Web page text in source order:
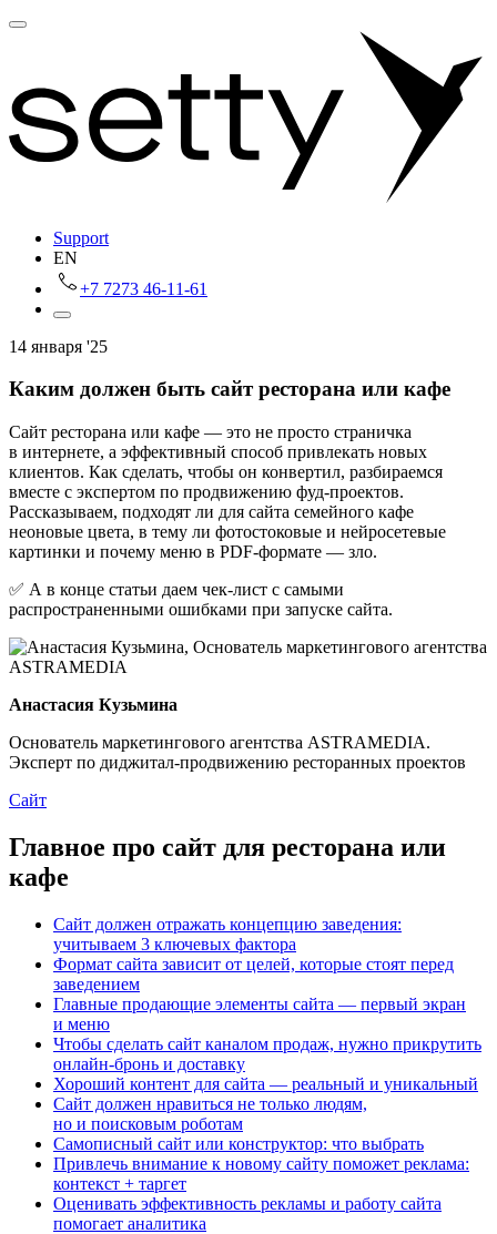
Support
EN
+7 7273 46-11-61
14 января '25
Каким должен быть сайт ресторана или кафе
Сайт ресторана или кафе — это не просто страничка
в интернете, а эффективный способ привлекать новых
клиентов. Как сделать, чтобы он конвертил, разбираемся
вместе с экспертом по продвижению фуд‑проектов.
Рассказываем, подходят ли для сайта семейного кафе
неоновые цвета, в тему ли фотостоковые и нейросетевые
картинки и почему меню в PDF‑формате — зло.
✅ А в конце статьи даем чек‑лист с самыми
распространенными ошибками при запуске сайта.
Анастасия Кузьмина
Основатель маркетингового агентства ASTRAMEDIA.
Эксперт по диджитал‐продвижению ресторанных проектов
Сайт
Главное про сайт для ресторана или
кафе
Сайт должен отражать концепцию заведения:
учитываем 3 ключевых фактора
Формат сайта зависит от целей, которые стоят перед
заведением
Главные продающие элементы сайта — первый экран
и меню
Чтобы сделать сайт каналом продаж, нужно прикрутить
онлайн‑бронь и доставку
Хороший контент для сайта — реальный и уникальный
Сайт должен нравиться не только людям,
но и поисковым роботам
Самописный сайт или конструктор: что выбрать
Привлечь внимание к новому сайту поможет реклама:
контекст + таргет
Оценивать эффективность рекламы и работу сайта
помогает аналитика